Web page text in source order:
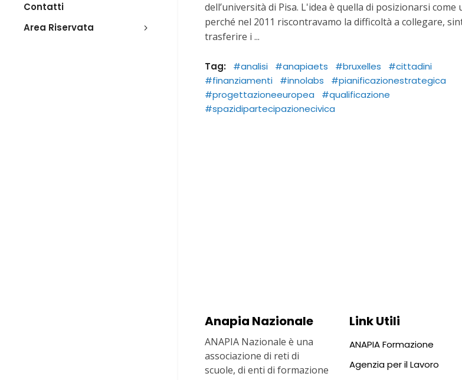
Contatti
Area Riservata
dell’università di Pisa. L'idea è quella di posizionarsi
perché nel 2011 riscontravamo la difficoltà a collegare,
trasferire i
Tag: #analisi #anapiaets #bruxelles
#cittadini
#finanziamenti
#innolabs
#pianificazionestrategica
#progettazioneeuropea
#qualificazione
#spazidipartecipazionecivica
Anapia Nazionale
ANAPIA Nazionale è una
associazione di reti di
scuole, di enti di formazione
Link Utili
ANAPIA Formazione
Agenzia per il Lavoro